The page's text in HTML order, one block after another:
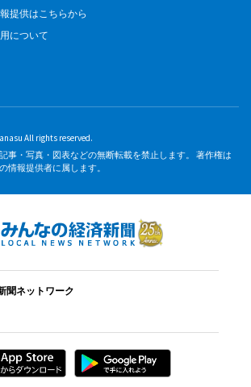
提供はこちらから
について
All rights reserved.
事・写真・図表などの無断転載を禁止します。 著作権は
情報提供者に属します。
聞ネットワーク